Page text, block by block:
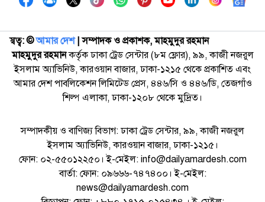
স্বত্ব: ©️আমার দেশ| সম্পাদক ও প্রকাশক, মাহমুদুর রহমান
মাহমুদুর রহমানকর্তৃক ঢাকা ট্রেড সেন্টার (৮ম ফ্লোর), ৯৯, কাজী নজরুল
ইসলাম অ্যাভিনিউ, কারওয়ান বাজার, ঢাকা-১২১৫ থেকে প্রকাশিত এবং
আমার দেশ পাবলিকেশন লিমিটেড প্রেস, ৪৪৬/সি ও ৪৪৬/ডি, তেজগাঁও
শিল্প এলাকা, ঢাকা-১২০৮ থেকে মুদ্রিত।
সম্পাদকীয় ও বাণিজ্য বিভাগ: ঢাকা ট্রেড সেন্টার, ৯৯, কাজী নজরুল
ইসলাম অ্যাভিনিউ, কারওয়ান বাজার, ঢাকা-১২১৫।
ফোন: ০২-৫৫০১২২৫০। ই-মেইল: info@dailyamardesh.com
বার্তা: ফোন: ০৯৬৬৬-৭৪৭৪০০। ই-মেইল:
news@dailyamardesh.com